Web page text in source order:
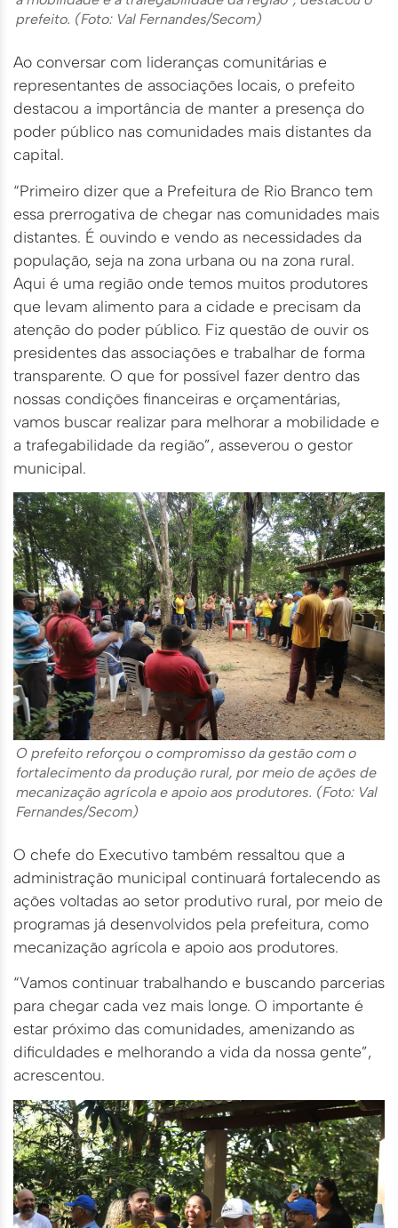
prefeito. (Foto: Val Fernandes/Secom)
Ao conversar com lideranças comunitárias e
representantes de associações locais, o prefeito
destacou a importância de manter a presença do
poder público nas comunidades mais distantes da
capital.
“Primeiro dizer que a Prefeitura de Rio Branco tem
essa prerrogativa de chegar nas comunidades mais
distantes. É ouvindo e vendo as necessidades da
população, seja na zona urbana ou na zona rural.
Aqui é uma região onde temos muitos produtores
que levam alimento para a cidade e precisam da
atenção do poder público. Fiz questão de ouvir os
presidentes das associações e trabalhar de forma
transparente. O que for possível fazer dentro das
nossas condições financeiras e orçamentárias,
vamos buscar realizar para melhorar a mobilidade e
a trafegabilidade da região”, asseverou o gestor
municipal.
O prefeito reforçou o compromisso da gestão com o
fortalecimento da produção rural, por meio de ações de
mecanização agrícola e apoio aos produtores. (Foto: Val
Fernandes/Secom)
O chefe do Executivo também ressaltou que a
administração municipal continuará fortalecendo as
ações voltadas ao setor produtivo rural, por meio de
programas já desenvolvidos pela prefeitura, como
mecanização agrícola e apoio aos produtores.
“Vamos continuar trabalhando e buscando parcerias
para chegar cada vez mais longe. O importante é
estar próximo das comunidades, amenizando as
dificuldades e melhorando a vida da nossa gente”,
acrescentou.